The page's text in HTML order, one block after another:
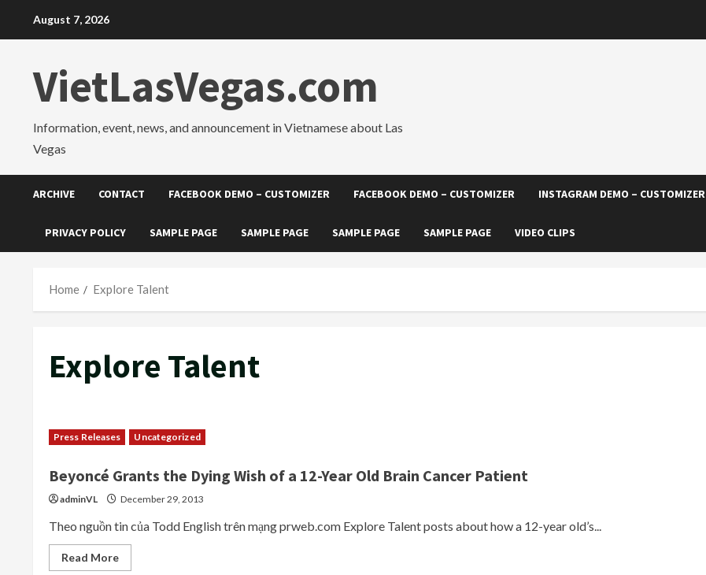
August 7, 2026
VietLasVegas.com
Information, event, news, and announcement in Vietnamese about Las
Vegas
ARCHIVE CONTACT FACEBOOK DEMO – CUSTOMIZER FACEBOOK DEMO – CUSTOMIZER INSTAGRAM DEMO – CUSTOMIZER
PRIVACY POLICY SAMPLE PAGE SAMPLE PAGE SAMPLE PAGE SAMPLE PAGE VIDEO CLIPS
Home Explore Talent
Explore Talent
Press Releases Uncategorized
Beyoncé Grants the Dying Wish of a 12-Year Old Brain Cancer Patient
adminVL December 29, 2013
Theo nguồn tin của Todd English trên mạng prweb.com Explore Talent posts about how a 12-year old’s...
Read MoreRead
more